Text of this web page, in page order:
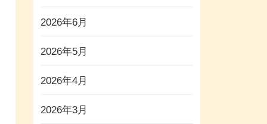
2026年6月
2026年5月
2026年4月
2026年3月